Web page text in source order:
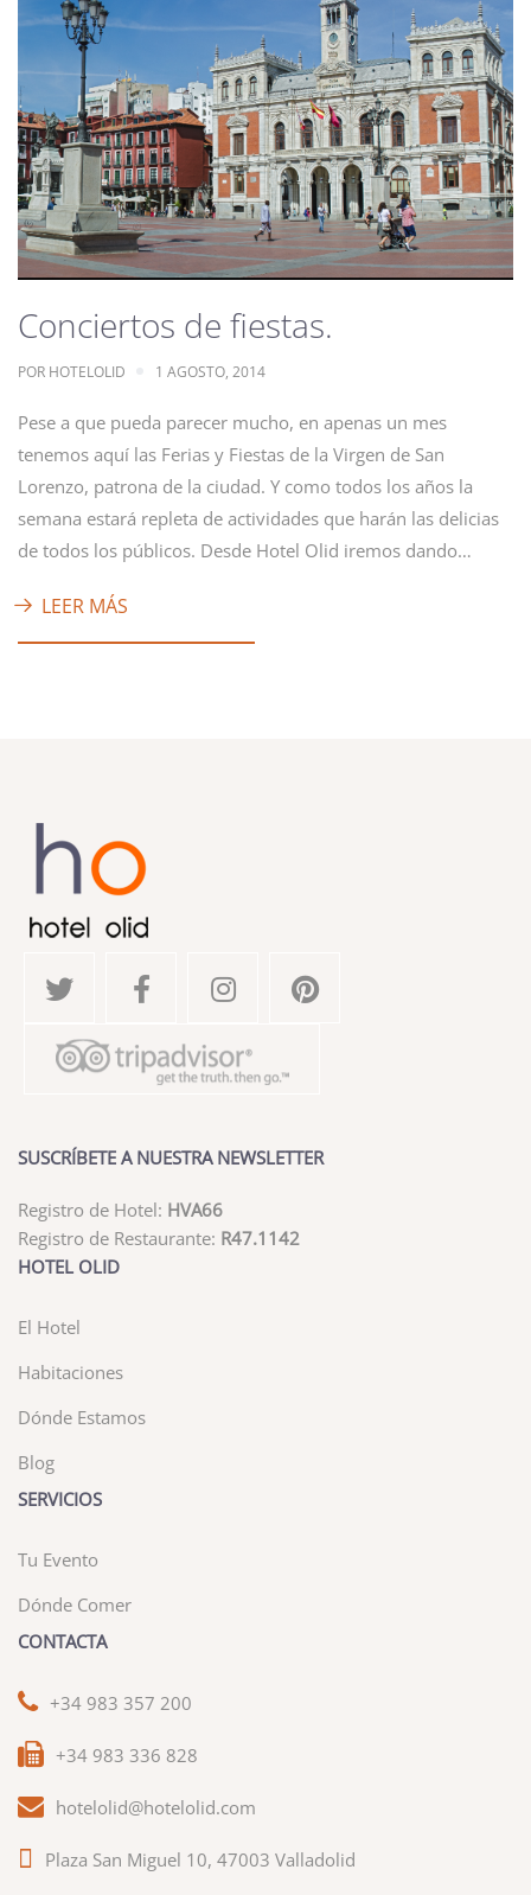
Conciertos de fiestas.
POR HOTELOLID 1 AGOSTO, 2014
Pese a que pueda parecer mucho, en apenas un mes
tenemos aquí las Ferias y Fiestas de la Virgen de San
Lorenzo, patrona de la ciudad. Y como todos los años la
semana estará repleta de actividades que harán las delicias
de todos los públicos. Desde Hotel Olid iremos dando…
LEER MÁS
SUSCRÍBETE A NUESTRA NEWSLETTER
Registro de Hotel: HVA66
Registro de Restaurante: R47.1142
HOTEL OLID
El Hotel
Habitaciones
Dónde Estamos
Blog
SERVICIOS
Tu Evento
Dónde Comer
CONTACTA
+34 983 357 200
+34 983 336 828
hotelolid@hotelolid.com
Plaza San Miguel 10, 47003 Valladolid